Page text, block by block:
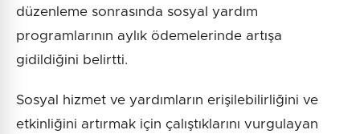
düzenleme sonrasında sosyal yardım
programlarının aylık ödemelerinde artışa
gidildiğini belirtti.
Sosyal hizmet ve yardımların erişilebilirliğini ve
etkinliğini artırmak için çalıştıklarını vurgulayan